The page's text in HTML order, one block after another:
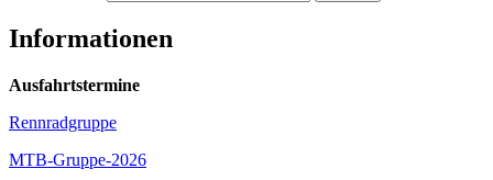
Informationen
Ausfahrtstermine
Rennradgruppe
MTB-Gruppe-2026